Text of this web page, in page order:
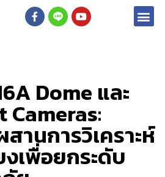
Dome และ
Cameras:
านการวิเคราะห์
เพื่อยกระดับ